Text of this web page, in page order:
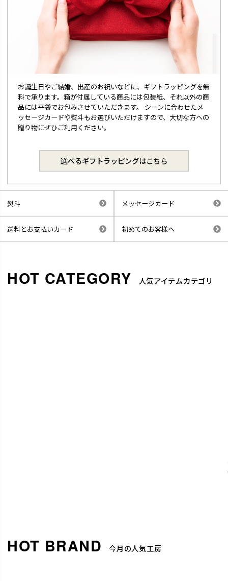
お誕生日やご結婚、出産のお祝いなどに、ギフトラッピングを無
料で承ります。箱が付属している商品には包装紙、それ以外の商
品には平袋でお包みさせていただきます。 シーンに合わせたメ
ッセージカードや熨斗もお選びいただけますので、大切な方への
贈り物にぜひご利用ください。
選べるギフトラッピングはこちら
熨斗 メッセージカード
送料とお支払いカード 初めてのお客様へ
人気アイテムカテゴリ
今月の人気工房